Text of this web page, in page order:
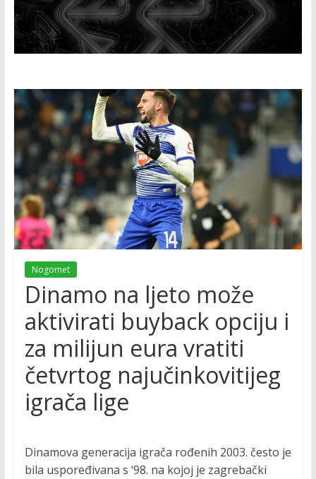
Nogomet
Dinamo na ljeto može
aktivirati buyback opciju i
za milijun eura vratiti
četvrtog najučinkovitijeg
igrača lige
Dinamova generacija igrača rođenih 2003. često je
bila uspoređivana s ‘98. na kojoj je zagrebački